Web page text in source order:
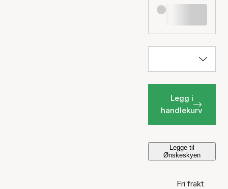
Legg i
handlekurv
Legge til
Ønskeskyen
Fri frakt